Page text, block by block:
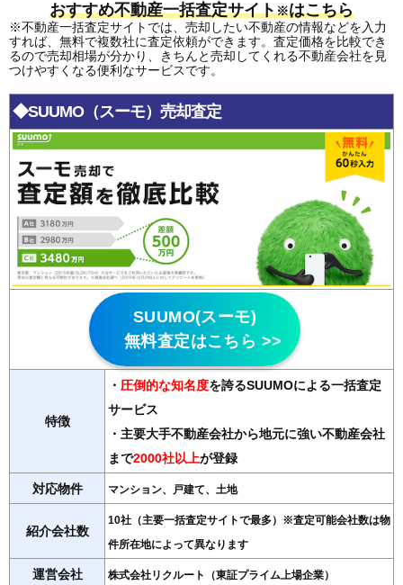
おすすめ不動産一括査定サイト※はこちら
※不動産一括査定サイトでは、売却したい不動産の情報などを入力
すれば、無料で複数社に査定依頼ができます。査定価格を比較でき
るので売却相場が分かり、きちんと売却してくれる不動産会社を見
つけやすくなる便利なサービスです。
◆SUUMO（スーモ）売却査定
SUUMO(スーモ)
無料査定はこちら >>
特徴
・ 圧倒的な知名度を誇るSUUMOによる一括査定
サービス
・主要大手不動産会社から地元に強い不動産会社
まで2000社以上が登録
対応物件 マンション、戸建て、土地
紹介会社数
10社（主要一括査定サイトで最多）※査定可能会社数は物
件所在地によって異なります
運営会社 株式会社リクルート（東証プライム上場企業）